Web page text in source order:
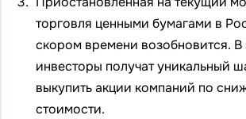
торговля ценными бумагами в
скором времени возобновится. В
инвесторы получат уникальный
выкупить акции компаний по
стоимости.